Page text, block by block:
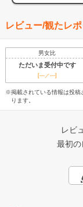
レビュー/観たレポ
男女比
ただいま受付中です
[---／---]
※掲載されている情報は投稿
ります。
レビ
最初の